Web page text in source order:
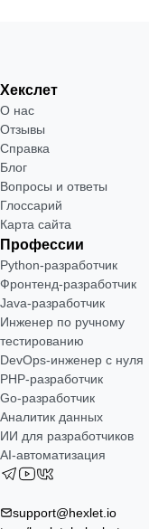
Хекслет
О нас
Отзывы
Справка
Блог
Вопросы и ответы
Глоссарий
Карта сайта
Профессии
Python-разработчик
Фронтенд-разработчик
Java-разработчик
Инженер по ручному
тестированию
DevOps-инженер с нуля
РНР-разработчик
Go-разработчик
Аналитик данных
ИИ для разработчиков
AI-автоматизация
support@hexlet.io